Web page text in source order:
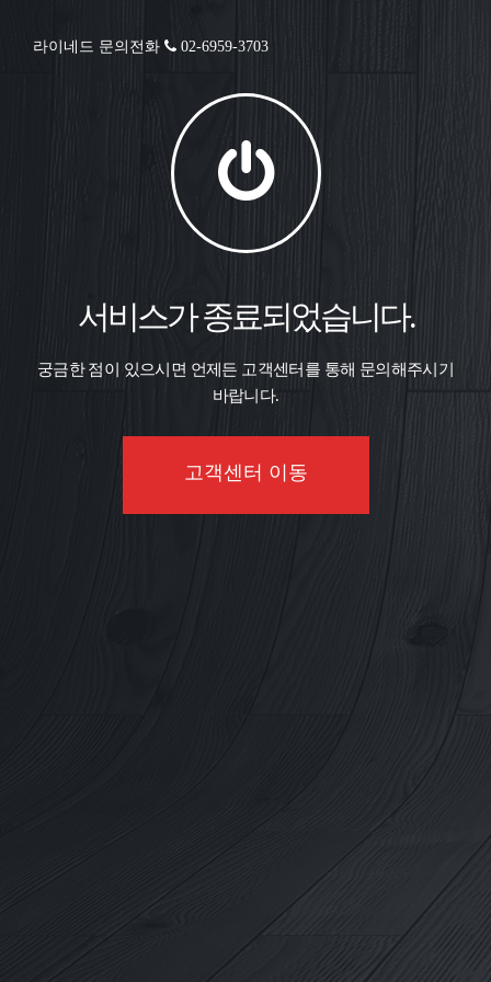
라이네드 문의전화 02-6959-3703
서비스가 종료되었습니다.
궁금한 점이 있으시면 언제든 고객센터를 통해 문의해주시기
바랍니다.
고객센터 이동